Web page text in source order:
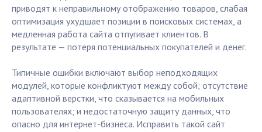
приводят к неправильному отображению товаров, слабая
оптимизация ухудшает позиции в поисковых системах, а
медленная работа сайта отпугивает клиентов. В
результате — потеря потенциальных покупателей и денег.
Типичные ошибки включают выбор неподходящих
модулей, которые конфликтуют между собой; отсутствие
адаптивной верстки, что сказывается на мобильных
пользователях; и недостаточную защиту данных, что
опасно для интернет-бизнеса. Исправить такой сайт